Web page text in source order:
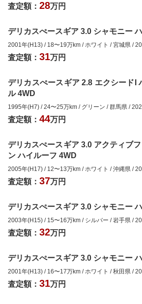
査定額： 28万円
デリカスぺースギア 3.0 シャモニー
2001年(H13) / 18〜19万km / ホワイト /宮城県 /
査定額： 31万円
デリカスぺースギア 2.8 エクシードI
ル 4WD
1995年(H7) /24〜25万km / グリーン /群馬県 /
査定額： 44万円
デリカスぺースギア 3.0 アクティブ
ン ハイルーフ 4WD
2005年(H17) / 12〜13万km / ホワイト /沖縄県 /
査定額： 37万円
デリカスぺースギア 3.0 シャモニー
2003年(H15) / 15〜16万km / シルバー /岩手県 /
査定額： 32万円
デリカスぺースギア 3.0 シャモニー
2001年(H13) / 16〜17万km / ホワイト /秋田県 /
査定額： 31万円